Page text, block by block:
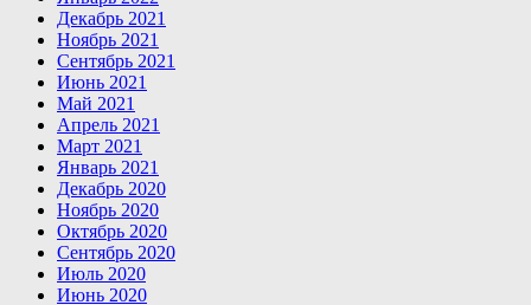
Декабрь 2021
Ноябрь 2021
Сентябрь 2021
Июнь 2021
Май 2021
Апрель 2021
Март 2021
Январь 2021
Декабрь 2020
Ноябрь 2020
Октябрь 2020
Сентябрь 2020
Июль 2020
Июнь 2020